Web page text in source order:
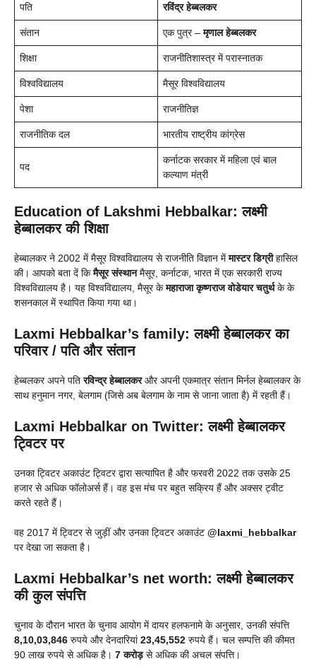
पति रविंद्र हेब्बलकर
संतान एक पुत्र –मृणाल हेब्बलकर
शिक्षा राजनीतिशास्त्र में परास्नातक
विश्वविद्यालय मैसूर विश्वविद्यालय
पेशा राजनीतिज्ञ
राजनीतिक दल भारतीय राष्ट्रीय कांग्रेस
पद
कर्नाटक सरकार में महिला एवं बाल
कल्याण मंत्री
Education of Lakshmi Hebbalkar: लक्ष्मी
हेब्बालकर की शिक्षा
हेब्बालकर ने 2002 में मैसूर विश्वविद्यालय से राजनीति विज्ञान मेंमास्टर डिग्रीहासिल
की। आपको बता दें किमैसूर संस्थानमैसूर, कर्नाटक, भारत में एक सरकारी राज्य
विश्वविद्यालय है। यह विश्वविद्यालय, मैसूर केमहाराजा कृष्णराज वोडेयार चतुर्थके के
शसनकाल में स्थापित किया गया था।
Laxmi Hebbalkar’s family: लक्ष्मी हेब्बालकर का
परिवार / पति और संतान
हेब्बलकर अपने पतिरविन्द्र हेब्बालकरऔर अपनी एकमात्र संतान मिर्नल हेब्बालकर के
साथ हनुमान नगर, बेलगाम (जिसे अब बेलगाम के नाम से जाना जाता है) में रहती हैं।
Laxmi Hebbalkar on Twitter: लक्ष्मी हेब्बालकर
ट्विटर पर
उनका ट्विटर अकाउंट ट्विटर द्वारा सत्यापित है और फरवरी 2022 तक उसके 25
हजार से अधिक फॉलोअर्स हैं। वह इस मंच पर बहुत सक्रिय हैं और अक्सर ट्वीट
करते रहते हैं।
वह 2017 में ट्विटर से जुड़ीं और उनका ट्विटर अकाउंट @laxmi_hebbalkar
पर देखा जा सकता है।
Laxmi Hebbalkar’s net worth: लक्ष्मी हेब्बालकर
की कुल संपत्ति
चुनाव के दौरान भारत के चुनाव आयोग में दायर हलफनामे के अनुसार, उनकी संपत्ति
8,10,03,846 रुपये और देनदारियां23,45,552 रुपये हैं। चल सम्पत्ति की कीमत
90 लाख रुपये से अधिक है। 7 करोड़से अधिक की अचल संपत्ति।